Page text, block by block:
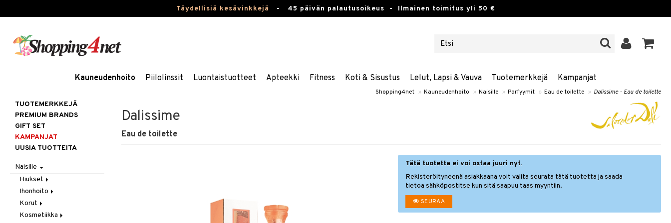
Täydellisiä kesävinkkejä - 45 päivän palautusoikeus - Ilmainen toimitus yli 50 €
Kauneudenhoito Piilolinssit Luontaistuotteet Apteekki Fitness Koti & Sisustus Lelut, Lapsi & Vauva Tuotemerkkejä Kampanjat
Shopping4net » Kauneudenhoito » Naisille » Parfyymit » Eau de toilette » Dalissime - Eau de toilette
Dalissime
Eau de toilette
Tätä tuotetta ei voi ostaa juuri nyt.
Rekisteröityneenä asiakkaana voit valita seurata tätä tuotetta ja saada
tietoa sähköpostitse kun sitä saapuu taas myyntiin.
SEURAA
TUOTEMERKKEJÄ
PREMIUM BRANDS
GIFT SET
KAMPANJAT
UUSIA TUOTTEITA
Naisille
Hiukset
Gift Set
Harjat / Kammat
Hiuskuurit
Ihonhoito
Aurinkotuotteet
Erikoistuotteet
Korut
Kaulakorut
Kosmetiikka